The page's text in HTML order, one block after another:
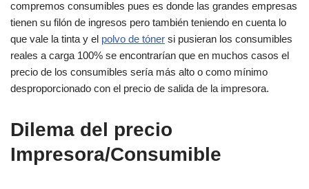
compremos consumibles pues es donde las grandes empresas
tienen su filón de ingresos pero también teniendo en cuenta lo
que vale la tinta y el polvo de tóner si pusieran los consumibles
reales a carga 100% se encontrarían que en muchos casos el
precio de los consumibles sería más alto o como mínimo
desproporcionado con el precio de salida de la impresora.
Dilema del precio
Impresora/Consumible